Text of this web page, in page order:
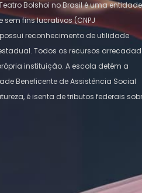
Bolshoi no Brasil é uma entidade
fins lucrativos (CNPJ
reconhecimento de utilidade
Todos os recursos
instituição. A escola detém a
Beneficente de Assistência Social
é isenta de tributos federais